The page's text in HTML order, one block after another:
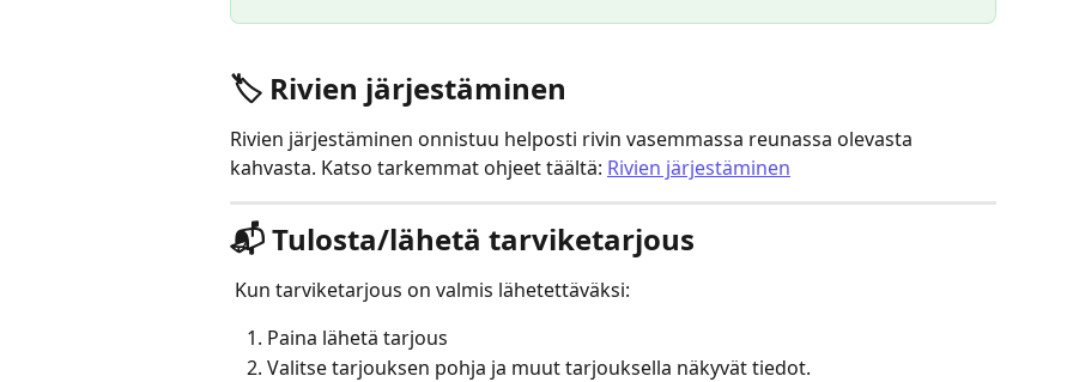
🏷️ Rivien järjestäminen
Rivien järjestäminen onnistuu helposti rivin vasemmassa reunassa olevasta
kahvasta. Katso tarkemmat ohjeet täältä: Rivien järjestäminen
📬 Tulosta/lähetä tarviketarjous
Kun tarviketarjous on valmis lähetettäväksi:
Paina lähetä tarjous
Valitse tarjouksen pohja ja muut tarjouksella näkyvät tiedot.